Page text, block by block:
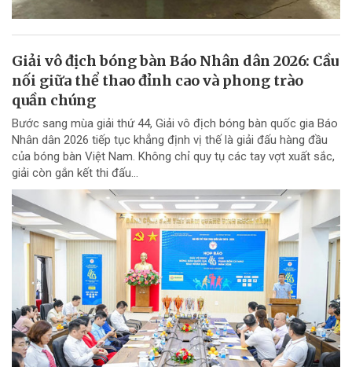
Giải vô địch bóng bàn Báo Nhân dân 2026: Cầu
nối giữa thể thao đỉnh cao và phong trào
quần chúng
Bước sang mùa giải thứ 44, Giải vô địch bóng bàn quốc gia Báo
Nhân dân 2026 tiếp tục khẳng định vị thế là giải đấu hàng đầu
của bóng bàn Việt Nam. Không chỉ quy tụ các tay vợt xuất sắc,
giải còn gắn kết thi đấu...